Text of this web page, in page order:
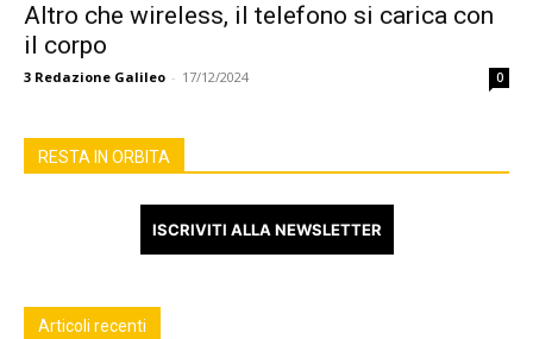
Altro che wireless, il telefono si carica con
il corpo
3 Redazione Galileo - 17/12/2024 0
RESTA IN ORBITA
ISCRIVITI ALLA NEWSLETTER
Articoli recenti